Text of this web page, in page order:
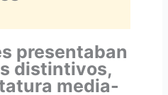
presentaban
distintivos,
media-